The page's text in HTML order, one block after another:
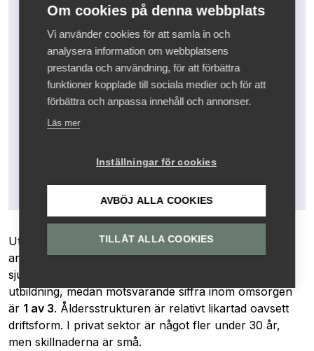
Utbildningsnivån skiljer sig inte nämnvärt åt mellan
anställda i privata och offentliga verksamheter. Inom
sjukvården har ungefär
utbildning, medan motsvarande siffra inom omsorgen
är 1 av 3. Åldersstrukturen är relativt likartad oavsett
driftsform. I privat sektor är något fler under 30 år,
men skillnaderna är små.
Om cookies på denna webbplats
Vi använder cookies för att samla in och
analysera information om webbplatsens
prestanda och användning, för att förbättra
funktioner kopplade till sociala medier och för att
förbättra och anpassa innehåll och annonser.
Läs mer
Inställningar för cookies
AVBÖJ ALLA COOKIES
TILLÅT ALLA COOKIES